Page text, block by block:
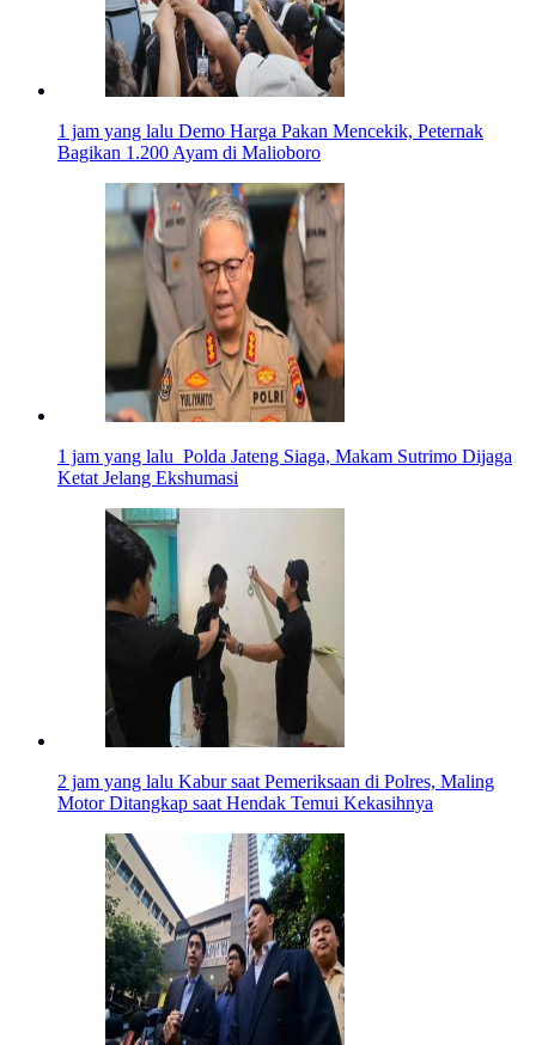
1 jam yang lalu Demo Harga Pakan Mencekik, Peternak
Bagikan 1.200 Ayam di Malioboro
1 jam yang lalu Polda Jateng Siaga, Makam Sutrimo Dijaga
Ketat Jelang Ekshumasi
2 jam yang lalu Kabur saat Pemeriksaan di Polres, Maling
Motor Ditangkap saat Hendak Temui Kekasihnya